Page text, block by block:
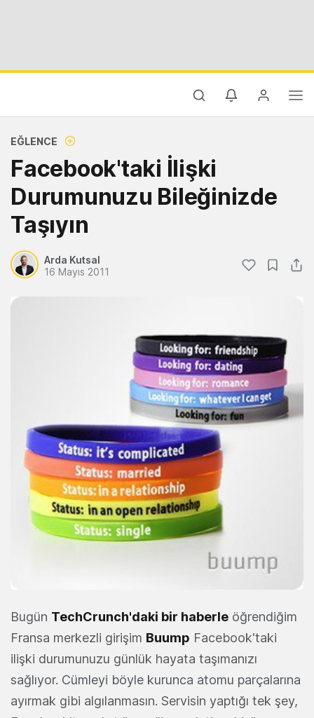
EĞLENCE
Facebook'taki İlişki
Durumunuzu Bileğinizde
Taşıyın
Arda Kutsal
16 Mayıs 2011
Bugün TechCrunch'daki bir haberle öğrendiğim
Fransa merkezli girişim Buump Facebook'taki
ilişki durumunuzu günlük hayata taşımanızı
sağlıyor. Cümleyi böyle kurunca atomu parçalarına
ayırmak gibi algılanmasın. Servisin yaptığı tek şey,